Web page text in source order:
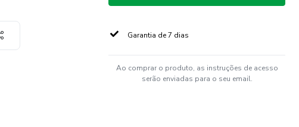
Garantia de 7 dias
Ao comprar o produto, as instruções de acesso
serão enviadas para o seu email.